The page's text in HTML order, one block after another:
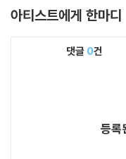
[Die Rosenkranzso
프랑수아 게리에 외
아티스트에게 한마디
댓글 0건
등록